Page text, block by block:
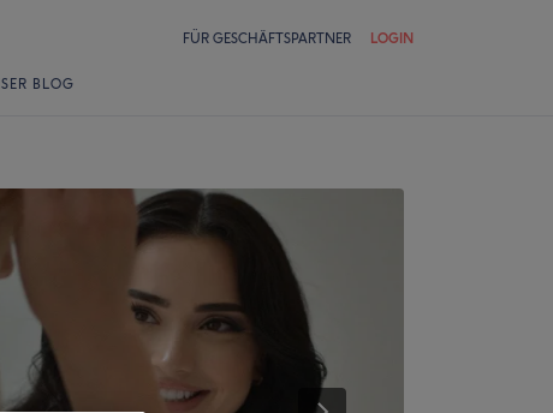
FÜR GESCHÄFTSPARTNER LOGIN
BLOG